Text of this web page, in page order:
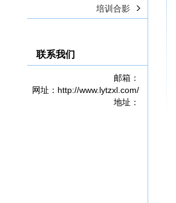
培训合影
联系我们
邮箱：
网址：http://www.lytzxl.com/
地址：